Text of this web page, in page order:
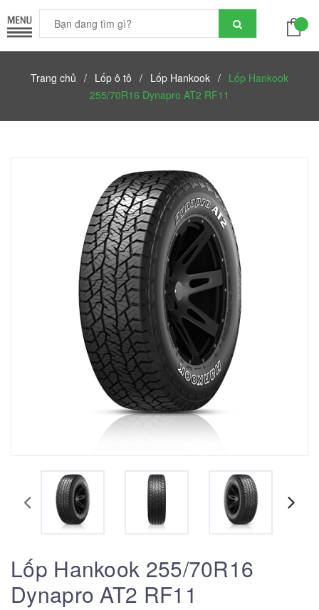
Trang chủ / Lốp ô tô / Lốp Hankook / Lốp Hankook
255/70R16 Dynapro AT2 RF11
Lốp Hankook 255/70R16
Dynapro AT2 RF11